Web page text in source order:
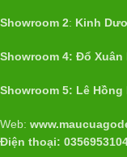
Showroom 2: Kinh
Showroom 4: Đổ Xuân
Showroom 5: Lê Hồng
Web:
Điện thoại: